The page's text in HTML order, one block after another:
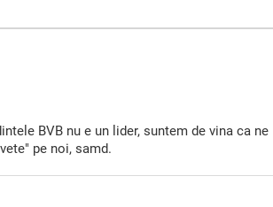
BVB nu e un lider, suntem de vina ca ne
pe noi, samd.